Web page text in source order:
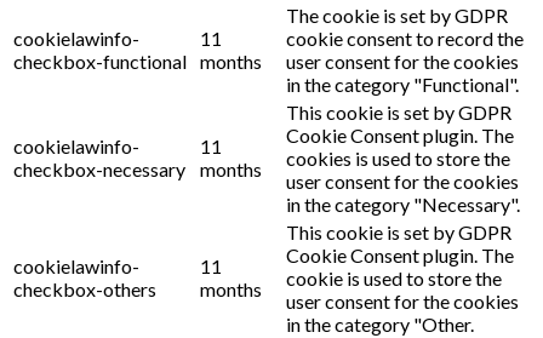
cookielawinfo-
checkbox-functional
11
months
The cookie is set by GDPR
cookie consent to record the
user consent for the cookies
in the category "Functional".
cookielawinfo-
checkbox-necessary
11
months
This cookie is set by GDPR
Cookie Consent plugin. The
cookies is used to store the
user consent for the cookies
in the category "Necessary".
cookielawinfo-
checkbox-others
11
months
This cookie is set by GDPR
Cookie Consent plugin. The
cookie is used to store the
user consent for the cookies
in the category "Other.